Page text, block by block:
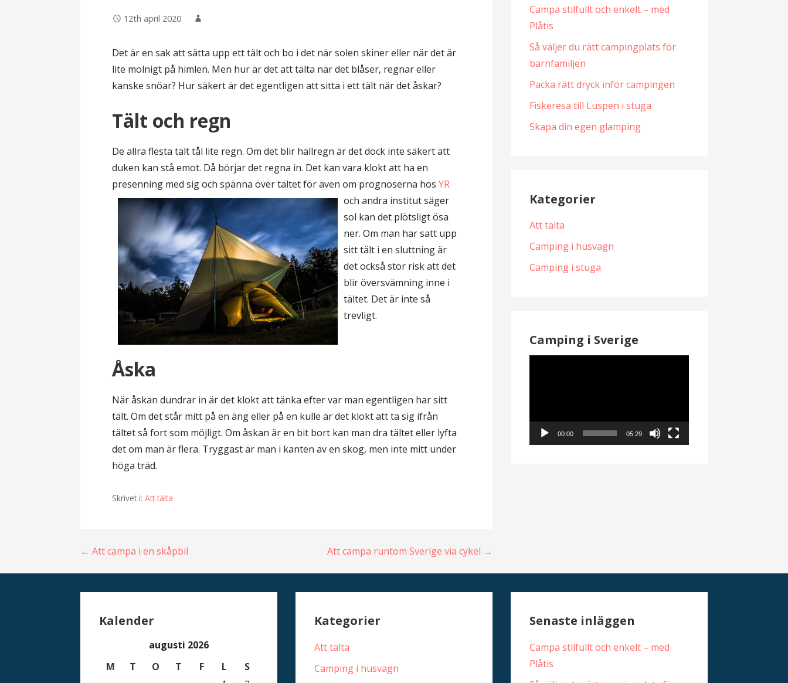
12th april 2020
Det är en sak att sätta upp ett tält och bo i det när solen skiner eller när det är
lite molnigt på himlen. Men hur är det att tälta när det blåser, regnar eller
kanske snöar? Hur säkert är det egentligen att sitta i ett tält när det åskar?
Tält och regn
De allra flesta tält tål lite regn. Om det blir hällregn är det dock inte säkert att
duken kan stå emot. Då börjar det regna in. Det kan vara klokt att ha en
presenning med sig och spänna över tältet för även om prognoserna hosYR
ochandra institut säger
sol kan det plötsligt ösa
ner. Om man har satt upp
sitt tält i en sluttning är
det också stor risk att det
blir översvämning inne i
tältet. Det är inte så
trevligt.
Åska
När åskan dundrar in är det klokt att tänka efter var man egentligen har sitt
tält. Om det står mitt på en äng eller på en kulle är det klokt att ta sig ifrån
tältet så fort som möjligt. Om åskan är en bit bort kan man dra tältet eller lyfta
det om man är flera. Tryggast är man i kanten av en skog, men inte mitt under
höga träd.
Skrivet i:Att tälta
Inläggsnavigering
← Att campa i en skåpbil Att campa runtom Sverige via cykel →
Campa stilfullt och enkelt – med
Plåtis
Så väljer du rätt campingplats för
barnfamiljen
Packa rätt dryck inför campingen
Fiskeresa till Luspen i stuga
Skapa din egen glamping
Kategorier
Att tälta
Camping i husvagn
Camping i stuga
Camping i Sverige
00:00 05:29
Kalender
augusti 2026
M
T O T F L
S
Kategorier
Att tälta
Camping i husvagn
Senaste inläggen
Campa stilfullt och enkelt – med
Plåtis